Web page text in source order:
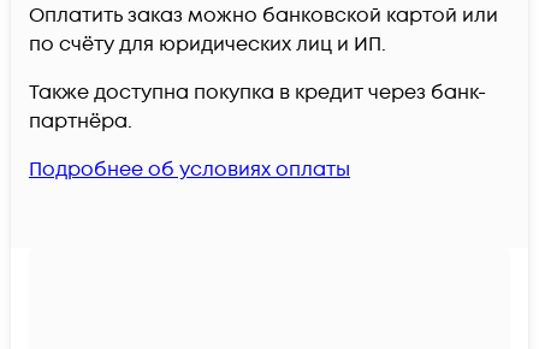
Оплатить заказ можно банковской картой или
по счёту для юридических лиц и ИП.
Также доступна покупка в кредит через банк-
партнёра.
Подробнее об условиях оплаты